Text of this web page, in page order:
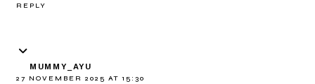
REPLY
MUMMY_AYU
27 NOVEMBER 2025 AT 15:30